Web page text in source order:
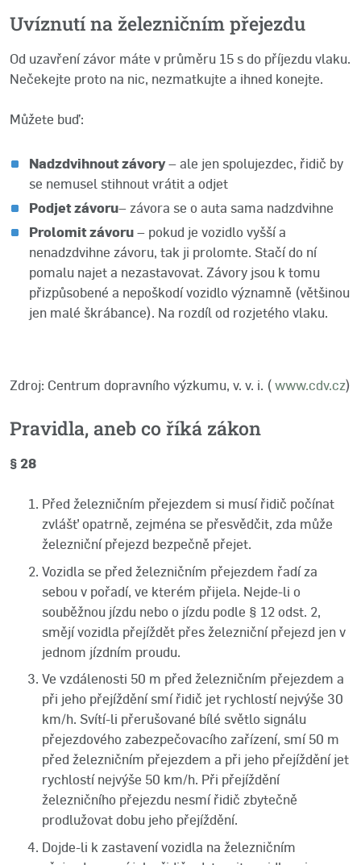
Uvíznutí na železničním přejezdu
Od uzavření závor máte v průměru 15 s do příjezdu vlaku.
Nečekejte proto na nic, nezmatkujte a ihned konejte.
Můžete buď:
Nadzdvihnout závory– ale jen spolujezdec, řidič by
se nemusel stihnout vrátit a odjet
Podjet závoru– závora se o auta sama nadzdvihne
Prolomit závoru – pokud je vozidlo vyšší a
nenadzdvihne závoru, tak ji prolomte. Stačí do ní
pomalu najet a nezastavovat. Závory jsou k tomu
přizpůsobené a nepoškodí vozidlo významně (většinou
jen malé škrábance). Na rozdíl od rozjetého vlaku.
Zdroj: Centrum dopravního výzkumu, v. v. i. ( www.cdv.cz)
Pravidla, aneb co říká zákon
§ 28
Před železničním přejezdem si musí řidič počínat
zvlášť opatrně, zejména se přesvědčit, zda může
železniční přejezd bezpečně přejet.
Vozidla se před železničním přejezdem řadí za
sebou v pořadí, ve kterém přijela. Nejde-li o
souběžnou jízdu nebo o jízdu podle § 12 odst. 2,
smějí vozidla přejíždět přes železniční přejezd jen v
jednom jízdním proudu.
Ve vzdálenosti 50 m před železničním přejezdem a
při jeho přejíždění smí řidič jet rychlostí nejvýše 30
km/h. Svítí-li přerušované bílé světlo signálu
přejezdového zabezpečovacího zařízení, smí 50 m
před železničním přejezdem a při jeho přejíždění jet
rychlostí nejvýše 50 km/h. Při přejíždění
železničního přejezdu nesmí řidič zbytečně
prodlužovat dobu jeho přejíždění.
Dojde-li k zastavení vozidla na železničním